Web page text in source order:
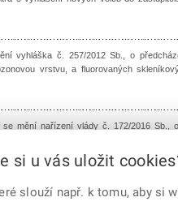
vyhláška č. 257/2012 Sb., o
vrstvu, a fluorovaných
mění nařízení vlády č. 172/2016 Sb.,
si u vás uložit
slouží např. k tomu, aby si